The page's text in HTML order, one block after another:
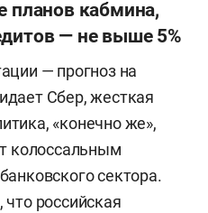
планов кабмина,
— не выше 5%
— прогноз на
Сбер, жесткая
«конечно же»,
колоссальным
сектора.
российская